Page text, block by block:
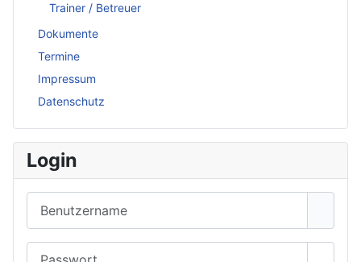
Trainer / Betreuer
Dokumente
Termine
Impressum
Datenschutz
Login